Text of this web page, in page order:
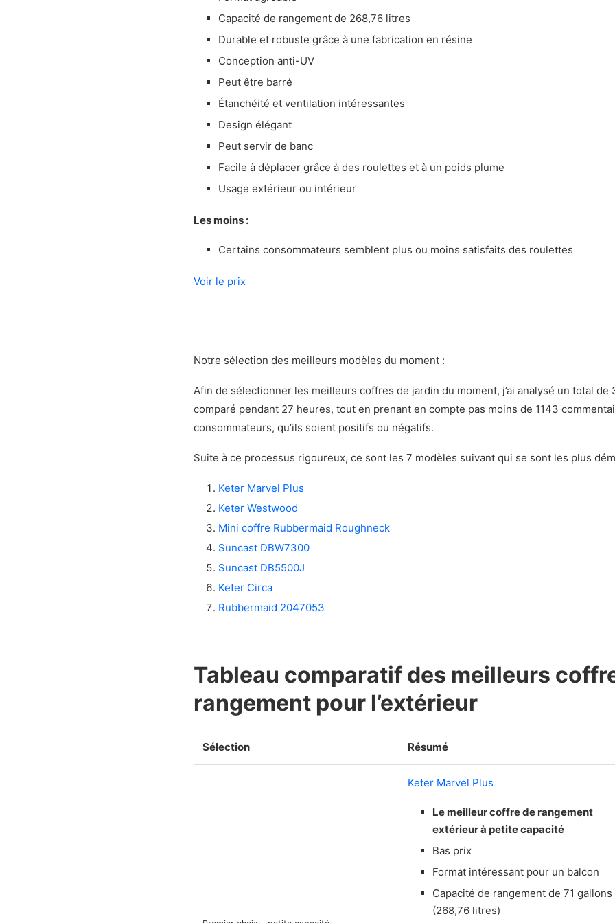
Est-ce que je peux ranger mon coffre de rangement d’extérieur à l’intérieur
Est-ce sécuritaire d’utiliser mon coffre de rangement comme banc?
Nos critères de choix pour acheter un coffre de rangement pour l’extérieur
La durabilité
La robustesse
Nos sources
Capacité de rangement de 268,76 litres
Durable et robuste grâce à une fabrication en résine
Conception anti-UV
Peut être barré
Étanchéité et ventilation intéressantes
Design élégant
Peut servir de banc
Facile à déplacer grâce à des roulettes et à un poids plume
Usage extérieur ou intérieur
Les moins :
Certains consommateurs semblent plus ou moins satisfaits des roulettes
Voir le prix
Notre sélection des meilleurs modèles du moment :
Afin de sélectionner les meilleurs coffres de jardin du moment, j’ai analysé un total de
comparé pendant 27 heures, tout en prenant en compte pas moins de 1143
consommateurs, qu’ils soient positifs ou négatifs.
Suite à ce processus rigoureux, ce sont les 7 modèles suivant qui se sont les plus
Keter Marvel Plus
Keter Westwood
Mini coffre Rubbermaid Roughneck
Suncast DBW7300
Suncast DB5500J
Keter Circa
Rubbermaid 2047053
Tableau comparatif des meilleurs
rangement pour l’extérieur
Sélection Résumé
Keter Marvel Plus
Le meilleur coffre de rangement
extérieur à petite capacité
Bas prix
Format intéressant pour un balcon
Capacité de rangement de 71 gallons
(268,76 litres)